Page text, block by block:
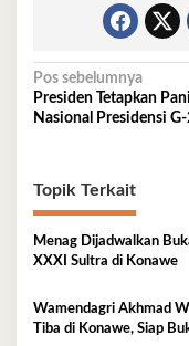
Navigasi
pos
Pos sebelumnya
Presiden Tetapkan
Nasional Presidensi
Topik Terkait
Menag Dijadwalkan
XXXI Sultra di Konawe
Wamendagri Akhmad
Tiba di Konawe, Siap